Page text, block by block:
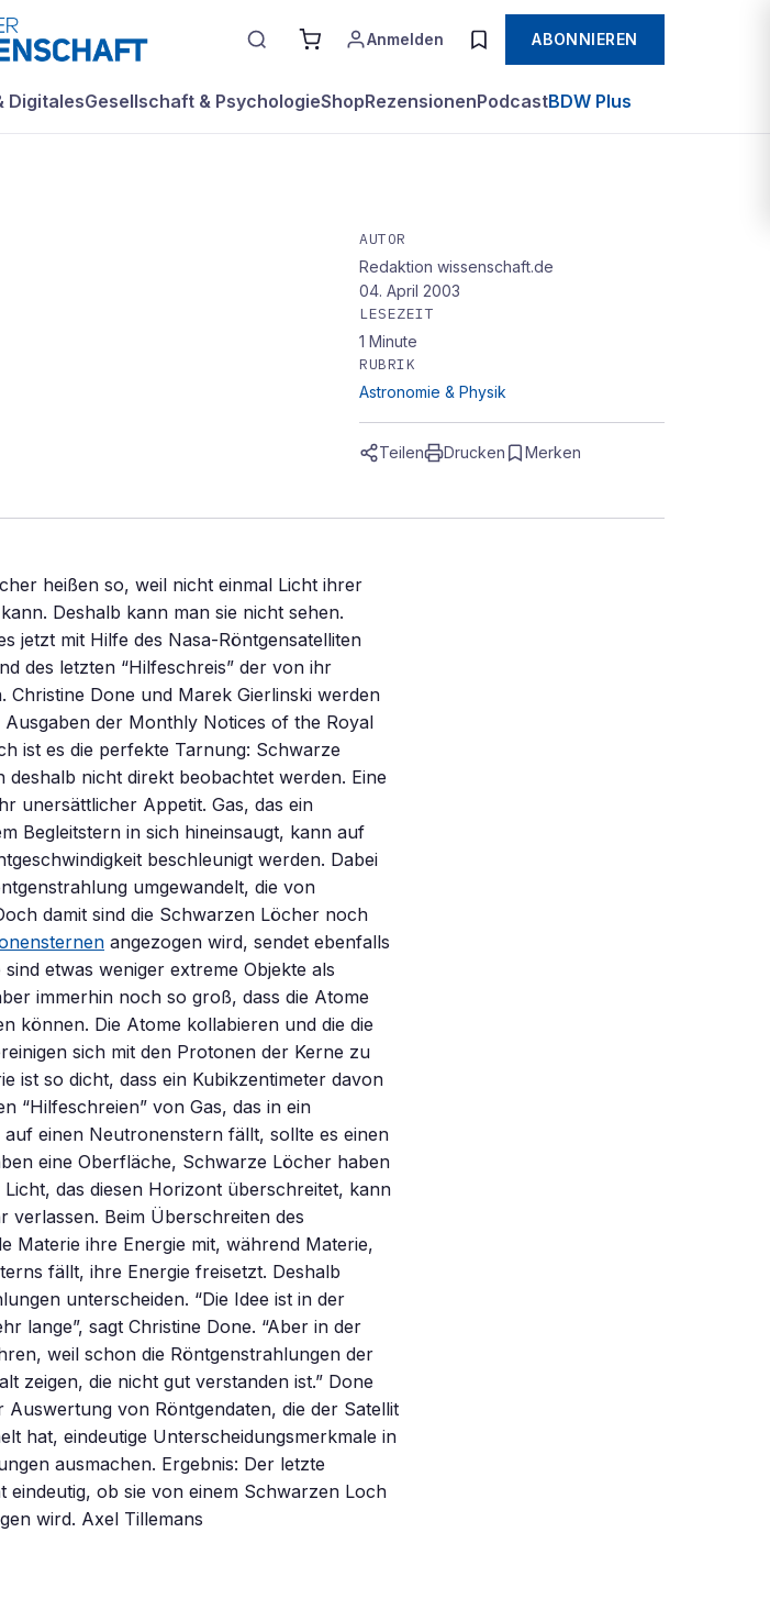
Anmelden ABONNIEREN
DigitalesGesellschaft & PsychologieShopRezensionenPodcastBDW Plus
AUTOR
Redaktion wissenschaft.de
04. April 2003
LESEZEIT
1 Minute
RUBRIK
Astronomie & Physik
Teilen Drucken Merken
heißen so, weil nicht einmal Licht ihrer
Deshalb kann man sie nicht sehen.
jetzt mit Hilfe des Nasa-Röntgensatelliten
des letzten “Hilfeschreis” der von ihr
Done und Marek Gierlinski werden
der Monthly Notices of the Royal
ist es die perfekte Tarnung: Schwarze
nicht direkt beobachtet werden. Eine
unersättlicher Appetit. Gas, das ein
Begleitstern in sich hineinsaugt, kann auf
beschleunigt werden. Dabei
umgewandelt, die von
damit sind die Schwarzen Löcher noch
angezogen wird, sendet ebenfalls
etwas weniger extreme Objekte als
immerhin noch so groß, dass die Atome
können. Die Atome kollabieren und die die
sich mit den Protonen der Kerne zu
ist so dicht, dass ein Kubikzentimeter davon
“Hilfeschreien” von Gas, das in ein
einen Neutronenstern fällt, sollte es einen
eine Oberfläche, Schwarze Löcher haben
das diesen Horizont überschreitet, kann
Beim Überschreiten des
Materie ihre Energie mit, während Materie,
fällt, ihre Energie freisetzt. Deshalb
unterscheiden. “Die Idee ist in der
lange”, sagt Christine Done. “Aber in der
weil schon die Röntgenstrahlungen der
zeigen, die nicht gut verstanden ist.” Done
von Röntgendaten, die der Satellit
hat, eindeutige Unterscheidungsmerkmale in
ausmachen. Ergebnis: Der letzte
eindeutig, ob sie von einem Schwarzen Loch
wird. Axel Tillemans